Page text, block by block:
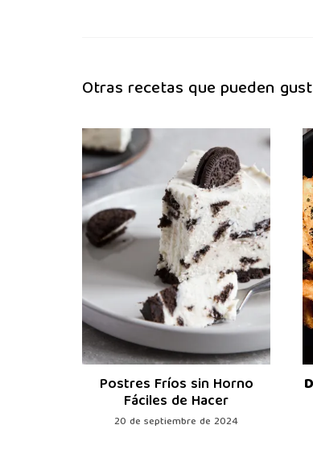
Otras recetas que pueden
Postres Fríos sin Horno
Fáciles de Hacer
20 de septiembre de 2024